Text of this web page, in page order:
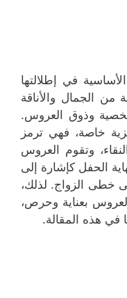
في إطلالتها
الجمال والأناقة
وذوق العروس.
خاصة، فهي ترمز
وتقوم العروس
الحفل كإشارة إلى
خطى الزواج. لذلك،
بعناية وحرص،
في هذه المقالة.